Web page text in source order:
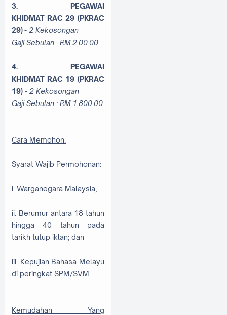
3. PEGAWAI
KHIDMAT RAC 29 (PKRAC
29)- 2 Kekosongan
Gaji Sebulan : RM2,00.00
4. PEGAWAI
KHIDMAT RAC 19 (PKRAC
19) - 2 Kekosongan
Gaji Sebulan : RM 1,800.00
Cara Memohon:
Syarat Wajib Permohonan:
i. Warganegara Malaysia;
ii. Berumur antara 18 tahun
hingga 40 tahun pada
tarikh tutup iklan; dan
iii. Kepujian Bahasa Melayu
di peringkat SPM/SVM
Kemudahan Yang